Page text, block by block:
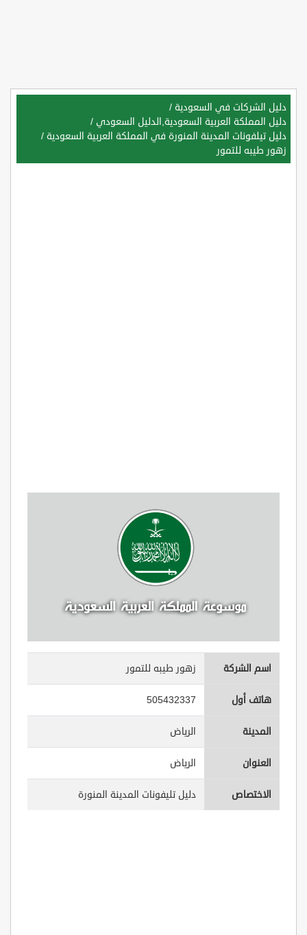
دليل الشركات في السعودية /
دليل المملكة العربية السعودية,الدليل السعودي /
دليل تيلفونات المدينة المنورة في المملكة العربية السعودية /
زهور طيبه للتمور
اسم الشركة زهور طيبه للتمور
هاتف أول 505432337
المدينة الرياض
العنوان الرياض
الاختصاص دليل تليفونات المدينة المنورة